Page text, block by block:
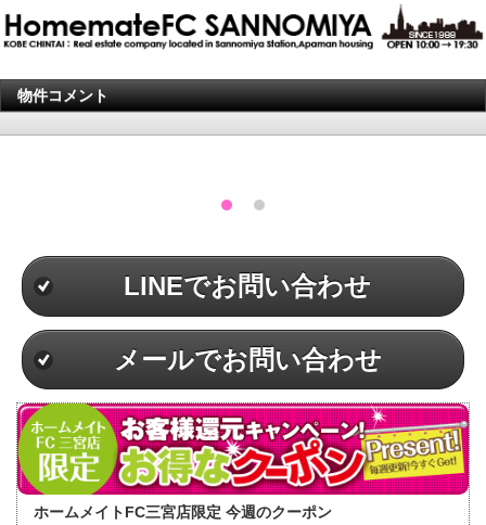
物件コメント
LINEでお問い合わせ
メールでお問い合わせ
ホームメイトFC三宮店限定 今週のクーポン